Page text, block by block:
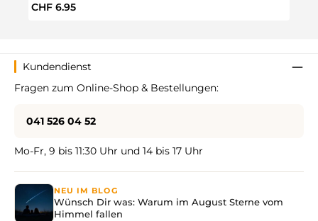
Regulärer Preis:
CHF 6.95
Kundendienst
Fragen zum Online-Shop & Bestellungen:
041 526 04 52
Mo-Fr, 9 bis 11:30 Uhr und 14 bis 17 Uhr
NEU IM BLOG
Wünsch Dir was: Warum im August Sterne vom
Himmel fallen